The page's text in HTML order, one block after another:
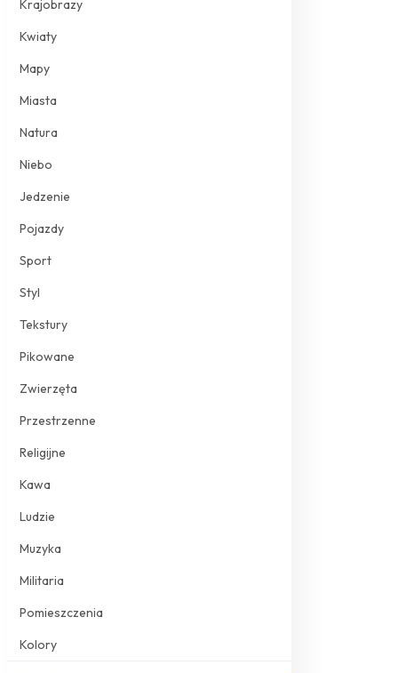
Krajobrazy
Kwiaty
Mapy
Miasta
Natura
Niebo
Jedzenie
Pojazdy
Sport
Styl
Tekstury
Pikowane
Zwierzęta
Przestrzenne
Religijne
Kawa
Ludzie
Muzyka
Militaria
Pomieszczenia
Kolory